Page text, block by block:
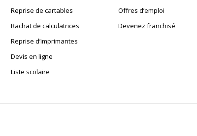
Largeur emballée
Reprise de cartables
Rachat de calculatrices
Reprise d’imprimantes
Devis en ligne
Liste scolaire
Offres d’emploi
Devenez franchisé